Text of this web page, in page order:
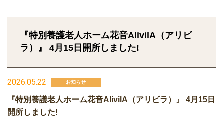
『特別養護老人ホーム花音AlivilA（アリビ
ラ）』 4月15日開所しました!
2026.05.22 お知らせ
『特別養護老人ホーム花音AlivilA（アリビラ）』 4月15日
開所しました!